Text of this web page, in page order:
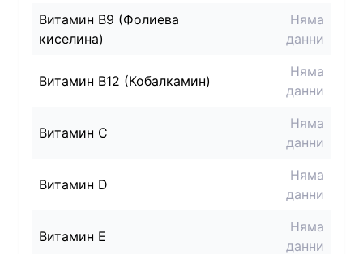
Витамин B9 (Фолиева
киселина)
Няма
данни
Витамин B12 (Кобалкамин)
Няма
данни
Витамин C
Няма
данни
Витамин D
Няма
данни
Витамин E
Няма
данни